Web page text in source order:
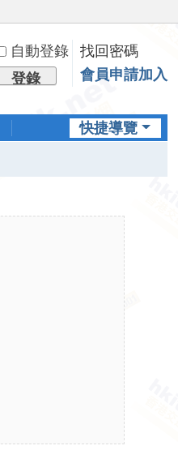
自動登錄
找回密碼
登錄 會員申請加入
快捷導覽